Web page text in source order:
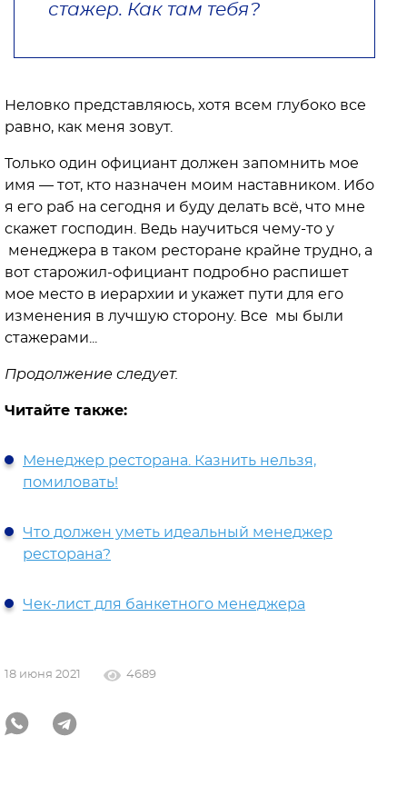
стажер. Как там тебя?
Неловко представляюсь, хотя всем глубоко все
равно, как меня зовут.
Только один официант должен запомнить мое
имя — тот, кто назначен моим наставником. Ибо
я его раб на сегодня и буду делать всё, что мне
скажет господин. Ведь научиться чему-то у
менеджера в таком ресторане крайне трудно, а
вот старожил-официант подробно распишет
мое место в иерархии и укажет пути для его
изменения в лучшую сторону. Все мы были
стажерами...
Продолжение следует.
Читайте также:
Менеджер ресторана. Казнить нельзя,
помиловать!
Что должен уметь идеальный менеджер
ресторана?
Чек-лист для банкетного менеджера
18 июня 2021 4689